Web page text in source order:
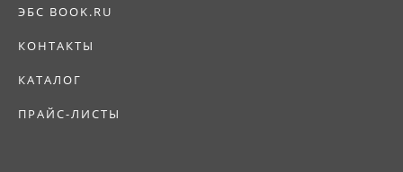
ЭБС BOOK.RU
КОНТАКТЫ
КАТАЛОГ
ПРАЙС-ЛИСТЫ